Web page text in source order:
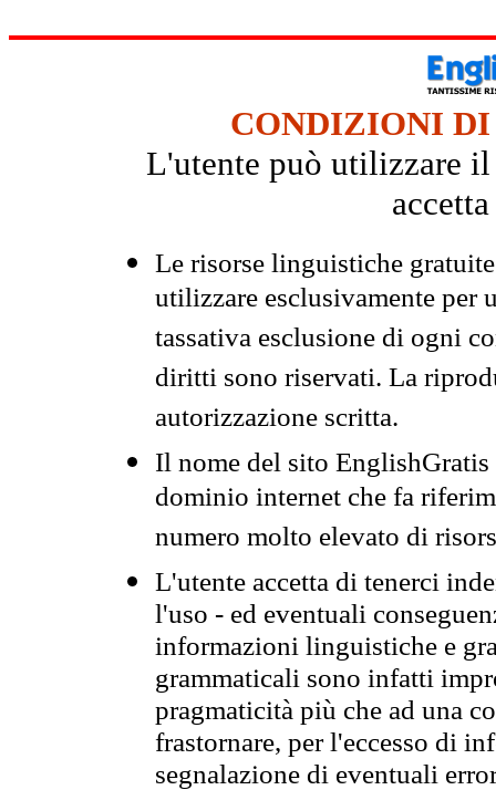
CONDIZIONI DI
L'utente può utilizzare il
Le risorse linguistiche
utilizzare esclusivamente per
tassativa esclusione di ogni
diritti sono riservati. La
autorizzazione scritta.
Il nome del sito
dominio internet che fa
numero molto elevato di
L'utente accetta di tenerci
l'uso - ed eventuali
informazioni linguistiche e
grammaticali sono infatti
pragmaticità più che ad una
frastornare, per l'eccesso di
segnalazione di eventuali